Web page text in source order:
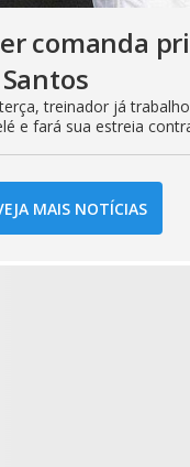
comanda
treinador já
e fará sua estreia
MAIS NOTÍCIAS